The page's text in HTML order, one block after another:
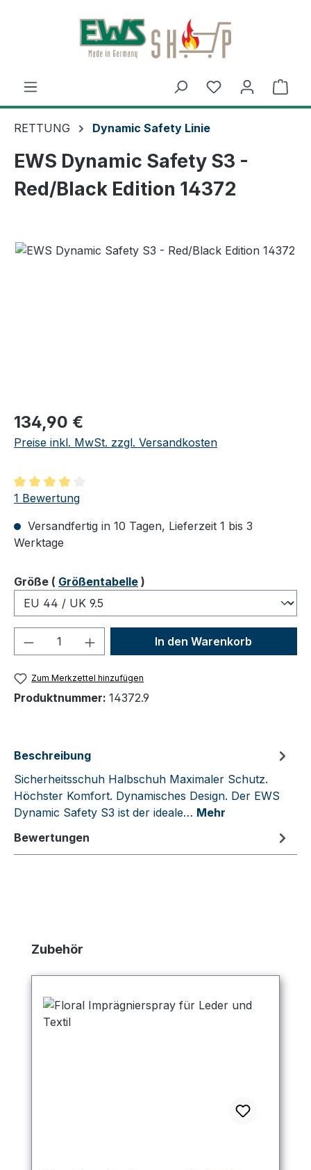
Zum Hauptinhalt springen
RETTUNG Dynamic Safety Linie
EWS Dynamic Safety S3 -
Red/Black Edition 14372
Regulärer Preis:
134,90 €
Preise inkl. MwSt. zzgl. Versandkosten
Durchschnittliche Bewertung von 4 von 5 Sternen
1 Bewertung
Versandfertig in 10 Tagen, Lieferzeit 1 bis 3
Werktage
Größeauswählen
( Größentabelle )
Produkt Anzahl: Gib denIn den Warenkorb
Zum Merkzettel hinzufügen
Produktnummer: 14372.9
Beschreibung
Sicherheitsschuh Halbschuh Maximaler Schutz.
Höchster Komfort. Dynamisches Design. Der EWS
Dynamic Safety S3 ist der ideale… Mehr
Bewertungen
Produktgalerie überspringen
Zubehör